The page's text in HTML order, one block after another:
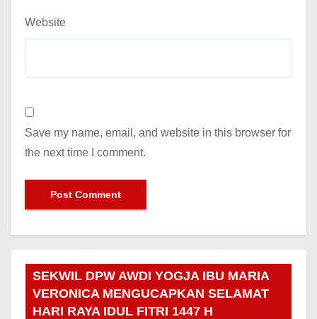
Website
Save my name, email, and website in this browser for
the next time I comment.
SEKWIL DPW AWDI YOGJA IBU MARIA
VERONICA MENGUCAPKAN SELAMAT
HARI RAYA IDUL FITRI 1447 H